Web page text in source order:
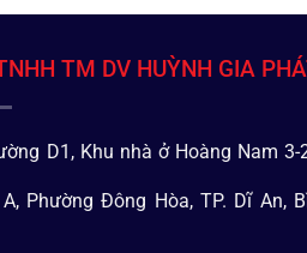
TM DV HUỲNH GIA
D1, Khu nhà ở Hoàng Nam 3-
Phường Đông Hòa, TP. Dĩ An,